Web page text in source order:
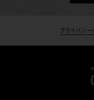
プライバシー